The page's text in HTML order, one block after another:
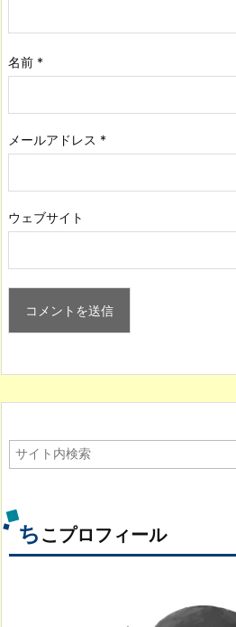
名前 *
メールアドレス *
ウェブサイト
ち こプロフィール